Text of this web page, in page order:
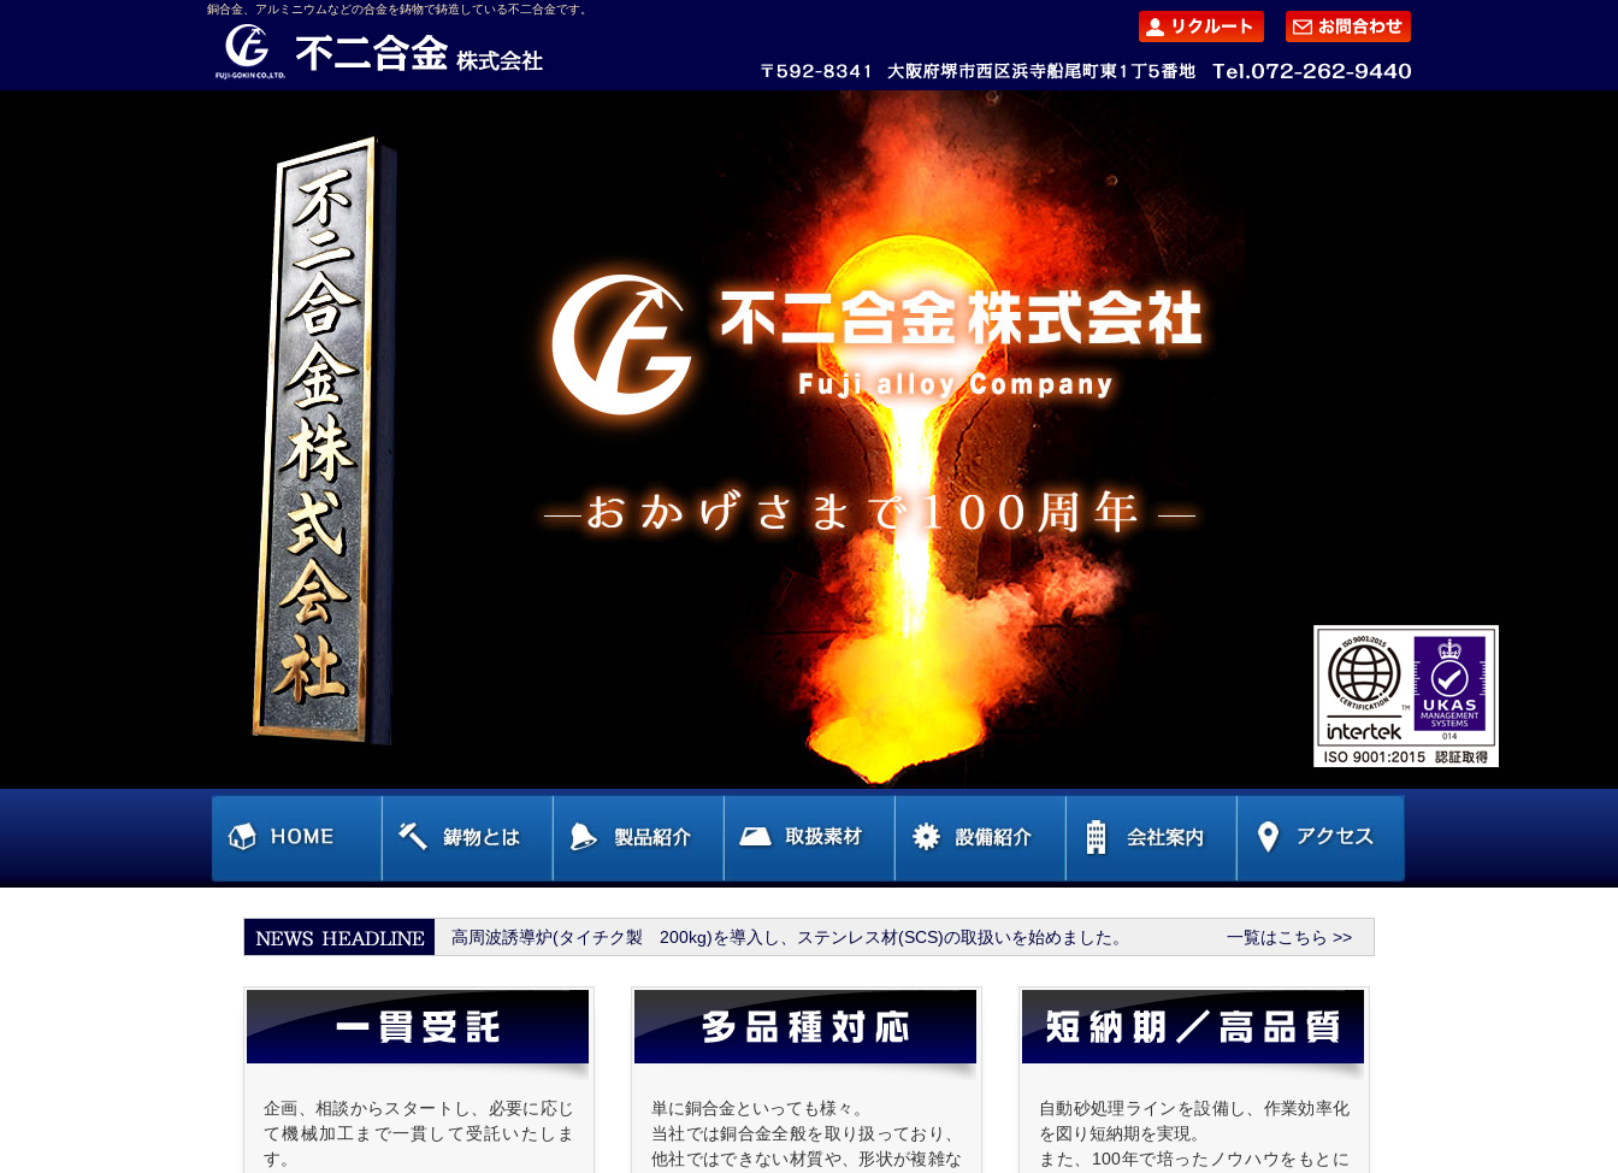
銅合金、アルミニウムなどの合金を鋳物で鋳造している不二合金です。
高周波誘導炉(タイチク製 200kg)を導入し、ステンレス材(SCS)の取扱いを始めました。 一覧はこちら >>
企画、相談からスタートし、必要に応じ
て機械加工まで一貫して受託いたしま
す。
単に銅合金といっても様々。
当社では銅合金全般を取り扱っており、
他社ではできない材質や、形状が複雑な
自動砂処理ラインを設備し、作業効率化
を図り短納期を実現。
また、100年で培ったノウハウをもとに